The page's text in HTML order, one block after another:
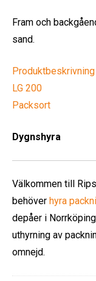
Fram och
sand.
LG 200
Packsort
Dygnshyra
Välkommen till
behöver hyra
depåer i
uthyrning av
omnejd.